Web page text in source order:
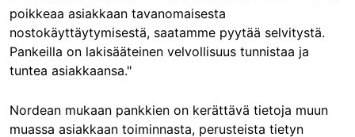
poikkeaa asiakkaan tavanomaisesta
nostokäyttäytymisestä, saatamme pyytää selvitystä.
Pankeilla on lakisääteinen velvollisuus tunnistaa ja
tuntea asiakkaansa."
Nordean mukaan pankkien on kerättävä tietoja muun
muassa asiakkaan toiminnasta, perusteista tietyn